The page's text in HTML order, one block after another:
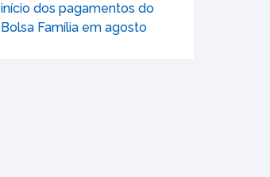
início dos pagamentos do
Bolsa Família em agosto